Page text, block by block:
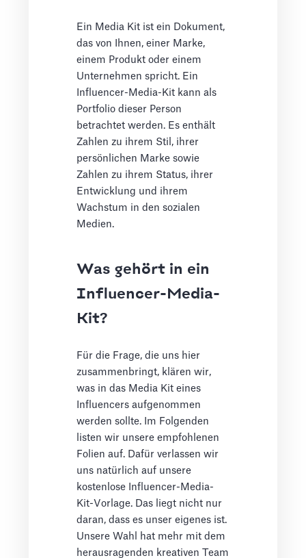
Ein Media Kit ist ein Dokument,
das von Ihnen, einer Marke,
einem Produkt oder einem
Unternehmen spricht. Ein
Influencer-Media-Kit kann als
Portfolio dieser Person
betrachtet werden. Es enthält
Zahlen zu ihrem Stil, ihrer
persönlichen Marke sowie
Zahlen zu ihrem Status, ihrer
Entwicklung und ihrem
Wachstum in den sozialen
Medien.
Was gehört in ein
Influencer-Media-
Kit?
Für die Frage, die uns hier
zusammenbringt, klären wir,
was in das Media Kit eines
Influencers aufgenommen
werden sollte. Im Folgenden
listen wir unsere empfohlenen
Folien auf. Dafür verlassen wir
uns natürlich auf unsere
kostenlose Influencer-Media-
Kit-Vorlage. Das liegt nicht nur
daran, dass es unser eigenes ist.
Unsere Wahl hat mehr mit dem
herausragenden kreativen Team